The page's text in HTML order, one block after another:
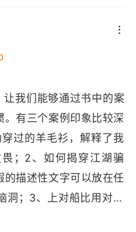
正意义，并且还要提醒
不要为了顾忌此前的努
行动。
我们能够通过书中的案
有三个案例印象比较深
过的羊毛衫，解释了我
；2、如何揭穿江湖骗
的描述性文字可以放在任
洞；3、上对船比用对浆
关重要性。很薄的一本